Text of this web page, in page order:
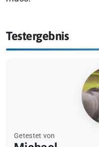
Testergebnis
Getestet von